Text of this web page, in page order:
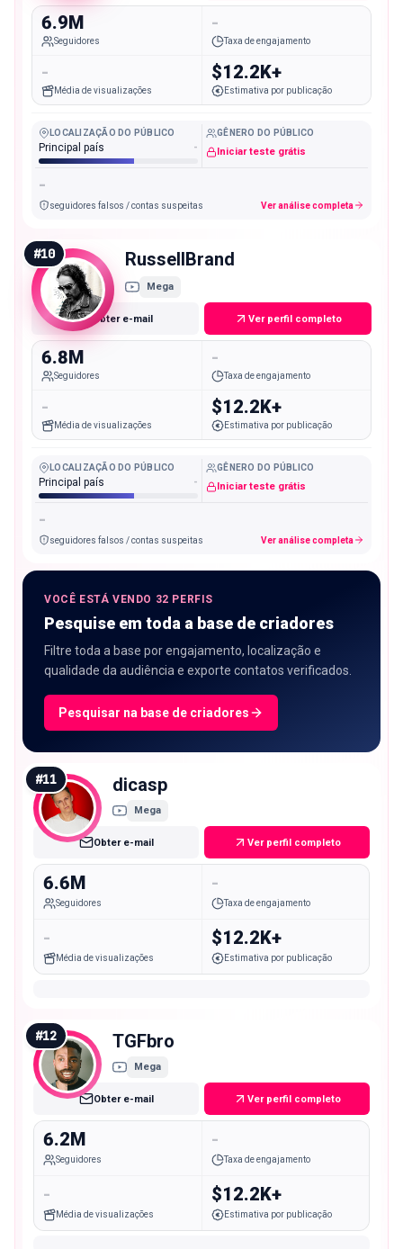
6.9M
Seguidores
-
Taxa de engajamento
-
Média de visualizações
$12.2K+
Estimativa por publicação
LOCALIZAÇÃO DO PÚBLICO
Principal país -
GÊNERO DO PÚBLICO
Iniciar teste grátis
-
seguidores falsos / contas suspeitas Ver análise completa
#10 RussellBrand
Mega
Obter e-mail Ver perfil completo
6.8M
Seguidores
-
Taxa de engajamento
-
Média de visualizações
$12.2K+
Estimativa por publicação
LOCALIZAÇÃO DO PÚBLICO
Principal país -
GÊNERO DO PÚBLICO
Iniciar teste grátis
-
seguidores falsos / contas suspeitas Ver análise completa
VOCÊ ESTÁ VENDO 32 PERFIS
Pesquise em toda a base de criadores
Filtre toda a base por engajamento, localização e
qualidade da audiência e exporte contatos verificados.
Pesquisar na base de criadores
#11 dicasp
Mega
Obter e-mail Ver perfil completo
6.6M
Seguidores
-
Taxa de engajamento
-
Média de visualizações
$12.2K+
Estimativa por publicação
#12 TGFbro
Mega
Obter e-mail Ver perfil completo
6.2M
Seguidores
-
Taxa de engajamento
-
Média de visualizações
$12.2K+
Estimativa por publicação